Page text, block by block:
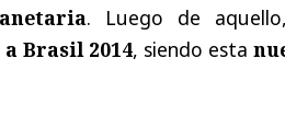
. Luego de
Brasil 2014, siendo esta